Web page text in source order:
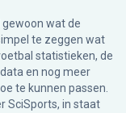
wat de
te zeggen wat
statistieken, de
en nog meer
te kunnen passen.
SciSports, in staat